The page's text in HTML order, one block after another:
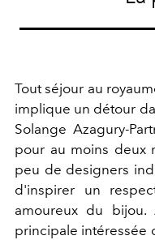
Tout séjour au
implique un détour
Solange Azagury-
pour au moins deux
peu de designers
d'inspirer un
amoureux du
principale intéressée